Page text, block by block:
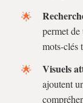
permet
mots-clés
Visuels
ajoutent